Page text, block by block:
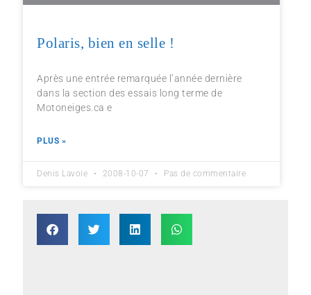
Polaris, bien en selle !
Après une entrée remarquée l’année dernière
dans la section des essais long terme de
Motoneiges.ca e
PLUS »
Denis Lavoie 2008-10-07 Pas de commentaire